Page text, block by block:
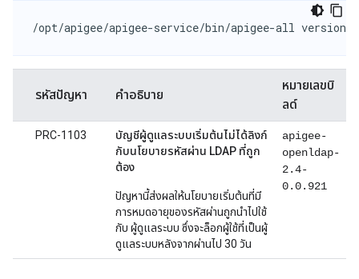
/opt/apigee/apigee-service/bin/apigee-all version
รหัสปัญหา คำอธิบาย
หมายเลขบิ
ลด์
PRC-1103
บัญชีผู้ดูแลระบบเริ่มต้นไม่ได้ลิงก์
กับนโยบายรหัสผ่าน LDAP ที่ถูก
ต้อง
ปัญหานี้ส่งผลให้นโยบายเริ่มต้นที่มี
การหมดอายุของรหัสผ่านถูกนำไปใช้
กับ ผู้ดูแลระบบ ซึ่งจะล็อกผู้ใช้ที่เป็นผู้
ดูแลระบบหลังจากผ่านไป 30 วัน
apigee-
openldap-
2.4-
0.0.921